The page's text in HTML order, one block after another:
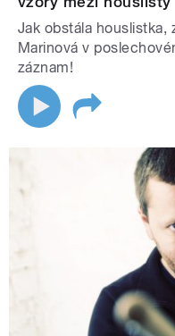
Jak obstála houslistka,
Marinová v
záznam!